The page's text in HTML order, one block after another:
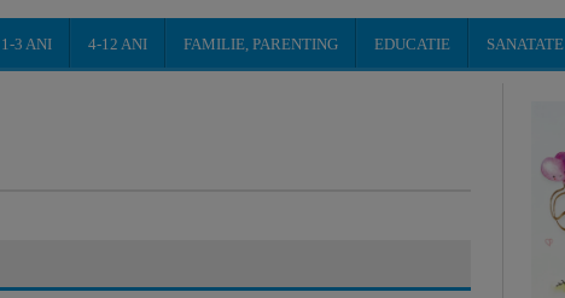
1-3 ANI 4-12 ANI FAMILIE, PARENTING EDUCATIE SANATATE